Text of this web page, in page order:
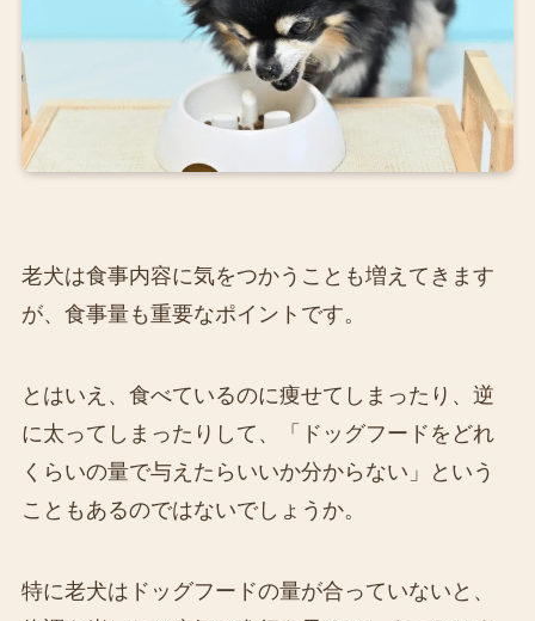
老犬は食事内容に気をつかうことも増えてきます
が、食事量も重要なポイントです。
とはいえ、食べているのに痩せてしまったり、逆
に太ってしまったりして、「ドッグフードをどれ
くらいの量で与えたらいいか分からない」という
こともあるのではないでしょうか。
特に老犬はドッグフードの量が合っていないと、